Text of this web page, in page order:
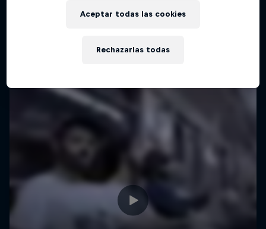
Rechazarlas todas
Aceptar todas las cookies